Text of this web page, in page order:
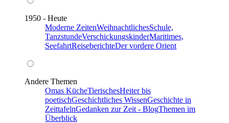
1950 - Heute
Moderne ZeitenWeihnachtlichesSchule,
TanzstundeVerschickungskinderMaritimes,
SeefahrtReiseberichteDer vordere Orient
Andere Themen
Omas KücheTierischesHeiter bis
poetischGeschichtliches WissenGeschichte in
ZeittafelnGedanken zur Zeit - BlogThemen im
Überblick